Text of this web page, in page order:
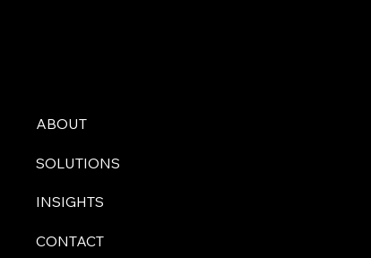
ABOUT
SOLUTIONS
INSIGHTS
CONTACT